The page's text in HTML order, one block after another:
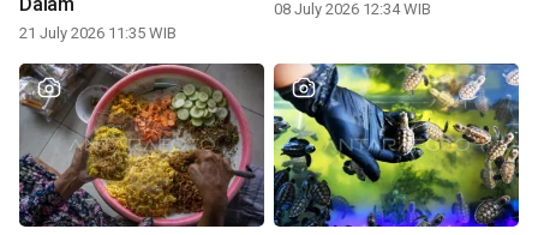
21 July 2026 11:35 WIB
08 July 2026 12:34 WIB